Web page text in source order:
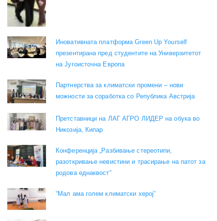
Иновативната платформа Green Up Yourself
презентирана пред студентите на Универзитетот
на Југоисточна Европа
Партнерства за климатски промени – нови
можности за соработка со Република Австрија
Претставници на ЛАГ АГРО ЛИДЕР на обука во
Никозија, Кипар
Конференција „Разбивање стереотипи,
разоткривање невистини и трасирање на патот за
родова еднаквост“
“Мал ама голем климатски херој”